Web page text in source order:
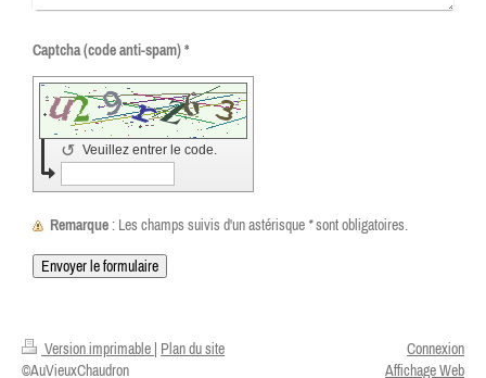
Captcha (code anti-spam) *
Veuillez entrer le code.
↺
Remarque : Les champs suivis d'un astérisque *sont obligatoires.
Version imprimable
Plan du site
©AuVieuxChaudron
Connexion
Affichage Web